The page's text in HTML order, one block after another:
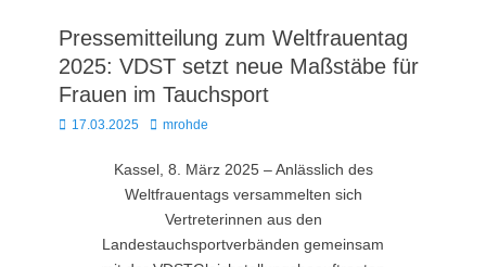
Pressemitteilung zum Weltfrauentag
2025: VDST setzt neue Maßstäbe für
Frauen im Tauchsport
Posted
17.03.2025 Autor
mrohde
Kassel, 8. März 2025 – Anlässlich des
Weltfrauentags versammelten sich
Vertreterinnen aus den
Landestauchsportverbänden gemeinsam